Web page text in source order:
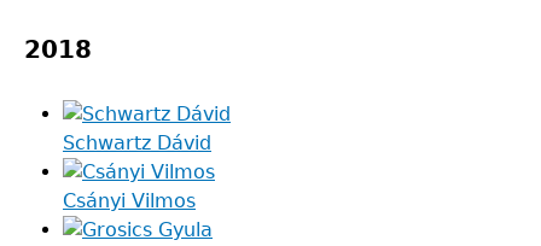
2018
Schwartz Dávid
Csányi Vilmos